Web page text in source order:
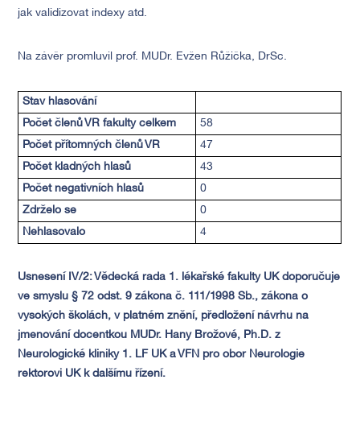
jak validizovat indexy atd.
Na závěr promluvil prof. MUDr. Evžen Růžička, DrSc.
Stav hlasování
Počet členů VR fakulty celkem 58
Počet přítomných členů VR 47
Počet kladných hlasů 43
Počet negativních hlasů 0
Zdrželo se 0
Nehlasovalo 4
Usnesení IV/2:Vědecká rada 1. lékařské fakulty UK doporučuje
ve smyslu § 72odst. 9 zákona č. 111/1998 Sb., zákona o
vysokých školách, v platném znění, předložení návrhu na
jmenování docentkou MUDr. Hany Brožové, Ph.D. z
Neurologické kliniky 1. LF UK a VFN pro obor Neurologie
rektorovi UK k dalšímu řízení.